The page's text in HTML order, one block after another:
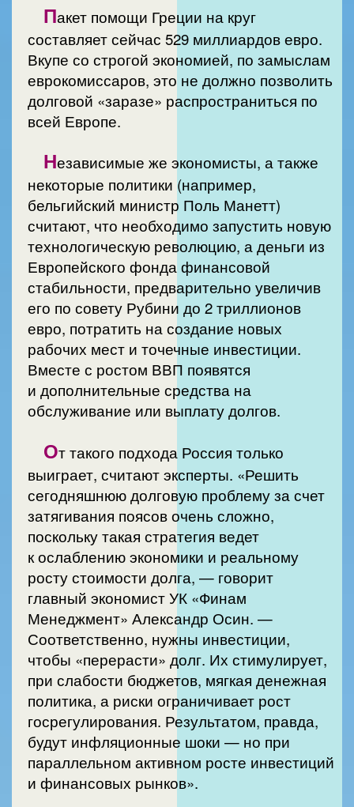
Пакет помощи Греции на круг
составляет сейчас 529 миллиардов евро.
Вкупе со строгой экономией, по замыслам
еврокомиссаров, это не должно позволить
долговой «заразе» распространиться по
всей Европе.
Независимые же экономисты, а также
некоторые политики (например,
бельгийский министр Поль Манетт)
считают, что необходимо запустить новую
технологическую революцию, а деньги из
Европейского фонда финансовой
стабильности, предварительно увеличив
его по совету Рубини до 2 триллионов
евро, потратить на создание новых
рабочих мест и точечные инвестиции.
Вместе с ростом ВВП появятся
и дополнительные средства на
обслуживание или выплату долгов.
От такого подхода Россия только
выиграет, считают эксперты. «Решить
сегодняшнюю долговую проблему за счет
затягивания поясов очень сложно,
поскольку такая стратегия ведет
к ослаблению экономики и реальному
росту стоимости долга, — говорит
главный экономист УК «Финам
Менеджмент» Александр Осин. —
Соответственно, нужны инвестиции,
чтобы «перерасти» долг. Их стимулирует,
при слабости бюджетов, мягкая денежная
политика, а риски ограничивает рост
госрегулирования. Результатом, правда,
будут инфляционные шоки — но при
параллельном активном росте инвестиций
и финансовых рынков».